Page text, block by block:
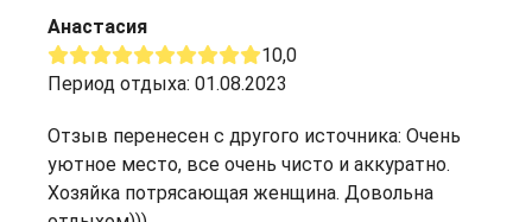
Анастасия
10,0
Период отдыха: 01.08.2023
Отзыв перенесен с другого источника: Очень
уютное место, все очень чисто и аккуратно.
Хозяйка потрясающая женщина. Довольна